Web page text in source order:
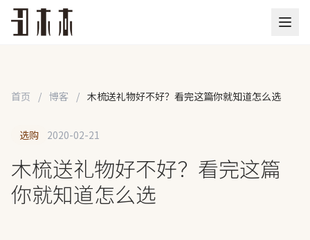
首页 / 博客 / 木梳送礼物好不好？看完这篇你就知道怎么选
选购 2020-02-21
木梳送礼物好不好？看完这篇
你就知道怎么选